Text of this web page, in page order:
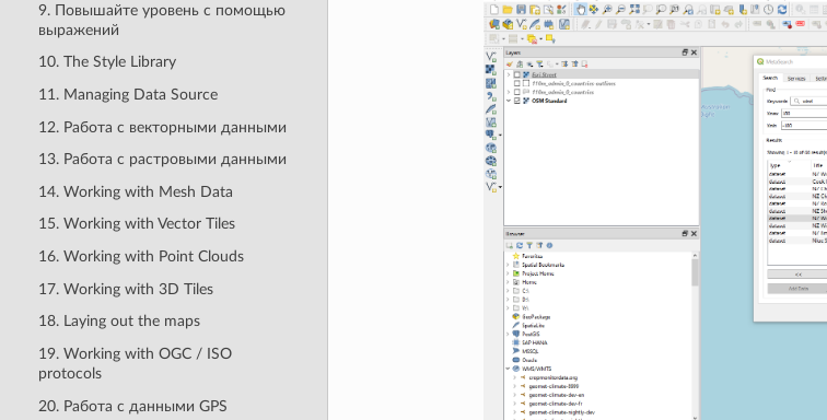
9. Повышайте уровень с помощью
выражений
10. The Style Library
11. Managing Data Source
12. Работа с векторными данными
13. Работа с растровыми данными
14. Working with Mesh Data
15. Working with Vector Tiles
16. Working with Point Clouds
17. Working with 3D Tiles
18. Laying out the maps
19. Working with OGC / ISO
protocols
20. Работа с данными GPS